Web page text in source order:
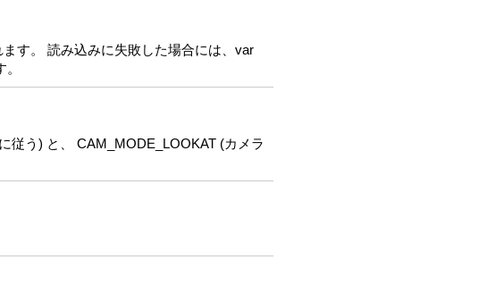
す。 読み込みに失敗した場合には、var
従う) と、 CAM_MODE_LOOKAT (カメラ